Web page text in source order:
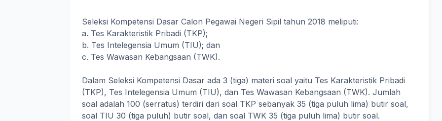
Seleksi Kompetensi Dasar Calon Pegawai Negeri Sipil tahun 2018 meliputi:
a. Tes Karakteristik Pribadi (TKP);
b. Tes Intelegensia Umum (TIU); dan
c. Tes Wawasan Kebangsaan (TWK).
Dalam Seleksi Kompetensi Dasar ada 3 (tiga) materi soal yaitu Tes Karakteristik Pribadi
(TKP), Tes Intelegensia Umum (TIU), dan Tes Wawasan Kebangsaan (TWK). Jumlah
soal adalah 100 (serratus) terdiri dari soal TKP sebanyak 35 (tiga puluh lima) butir soal,
soal TIU 30 (tiga puluh) butir soal, dan soal TWK 35 (tiga puluh lima) butir soal.